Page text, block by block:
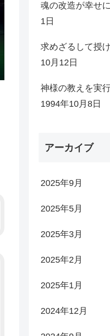
魂の改造が幸
1日
求めざるして
10月12日
神様の教え
1994年10月8日
アーカイブ
2025年9月
2025年5月
2025年3月
2025年2月
2025年1月
2024年12月